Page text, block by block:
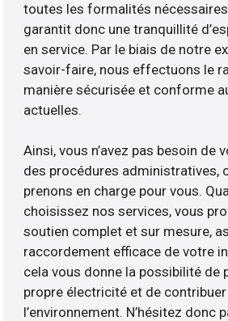
toutes les formalités
garantit donc une tranquillité
en service. Par le biais de notre
savoir-faire, nous effectuons le
manière sécurisée et conforme
actuelles.
Ainsi, vous n’avez pas besoin de
des procédures administratives,
prenons en charge pour vous.
choisissez nos services, vous
soutien complet et sur mesure,
raccordement efficace de votre
cela vous donne la possibilité de
propre électricité et de
l’environnement. N’hésitez donc